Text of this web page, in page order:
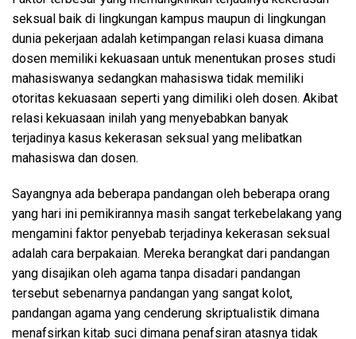
seksual baik di lingkungan kampus maupun di lingkungan
dunia pekerjaan adalah ketimpangan relasi kuasa dimana
dosen memiliki kekuasaan untuk menentukan proses studi
mahasiswanya sedangkan mahasiswa tidak memiliki
otoritas kekuasaan seperti yang dimiliki oleh dosen. Akibat
relasi kekuasaan inilah yang menyebabkan banyak
terjadinya kasus kekerasan seksual yang melibatkan
mahasiswa dan dosen.
Sayangnya ada beberapa pandangan oleh beberapa orang
yang hari ini pemikirannya masih sangat terkebelakang yang
mengamini faktor penyebab terjadinya kekerasan seksual
adalah cara berpakaian. Mereka berangkat dari pandangan
yang disajikan oleh agama tanpa disadari pandangan
tersebut sebenarnya pandangan yang sangat kolot,
pandangan agama yang cenderung skriptualistik dimana
menafsirkan kitab suci dimana penafsiran atasnya tidak